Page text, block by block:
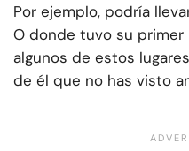
Por ejemplo, podría
O donde tuvo su primer
algunos de estos
de él que no has visto